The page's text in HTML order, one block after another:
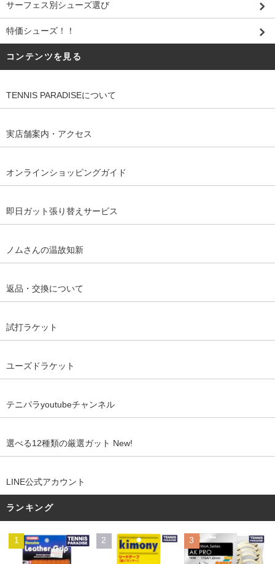
サーフェス別シューズ選び
特価シューズ！！
コンテンツを見る
TENNIS PARADISEについて
実店舗案内・アクセス
オンラインショッピングガイド
即日ガット張り替えサービス
ノムさんの温故知新
返品・交換について
試打ラケット
ユーズドラケット
テニパラyoutubeチャンネル
選べる12種類の厳選ガット New!
LINE公式アカウント
ランキング
1 2 3